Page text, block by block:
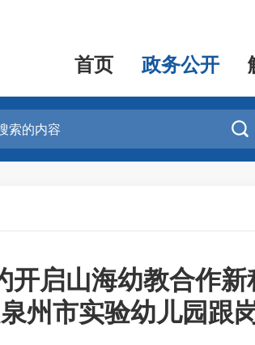
首页 政务公开

开启山海幼教合作
州市实验幼儿园跟